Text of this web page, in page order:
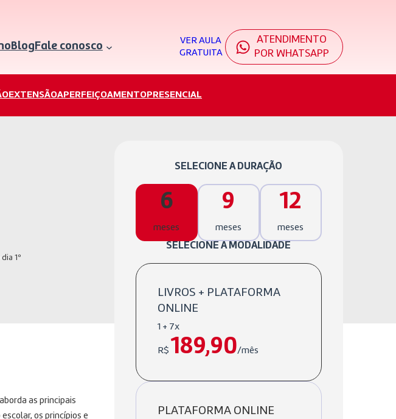
BlogFale conosco
VER AULA
GRATUITA
ATENDIMENTO
POR WHATSAPP
EXTENSÃOAPERFEIÇOAMENTOPRESENCIAL
dia 1º
as principais
os princípios e
SELECIONE A DURAÇÃO
6
meses
9
meses
12
meses
SELECIONE A MODALIDADE
LIVROS + PLATAFORMA
ONLINE
1 + 7x
R$ 189,90/mês
PLATAFORMA ONLINE